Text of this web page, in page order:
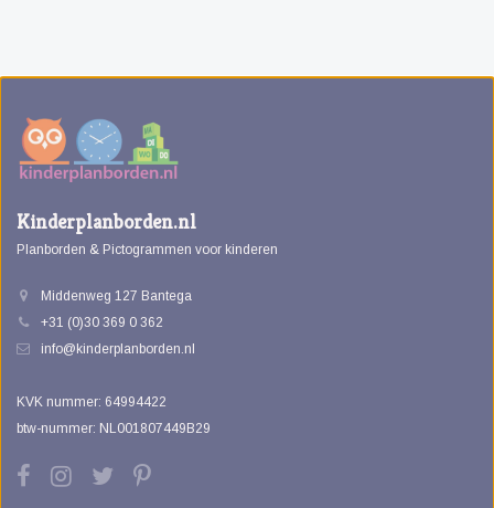
Kinderplanborden.nl
Planborden & Pictogrammen voor kinderen
Middenweg 127 Bantega
+31 (0)30 369 0 362
info@kinderplanborden.nl
KVK nummer: 64994422
btw-nummer: NL001807449B29